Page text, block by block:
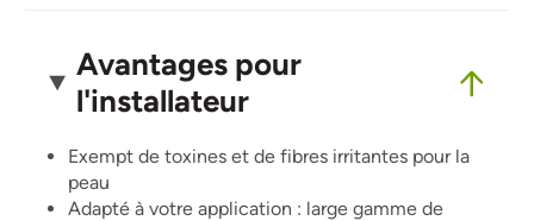
Avantages pour
l'installateur
Exempt de toxines et de fibres irritantes pour la
peau
Adapté à votre application : large gamme de